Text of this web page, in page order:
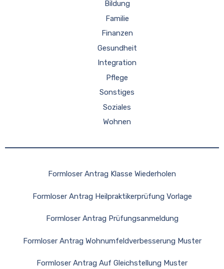
Bildung
Familie
Finanzen
Gesundheit
Integration
Pflege
Sonstiges
Soziales
Wohnen
Formloser Antrag Klasse Wiederholen
Formloser Antrag Heilpraktikerprüfung Vorlage
Formloser Antrag Prüfungsanmeldung
Formloser Antrag Wohnumfeldverbesserung Muster
Formloser Antrag Auf Gleichstellung Muster